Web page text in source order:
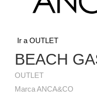
Ir a OUTLET
BEACH
OUTLET
Marca ANCA&CO